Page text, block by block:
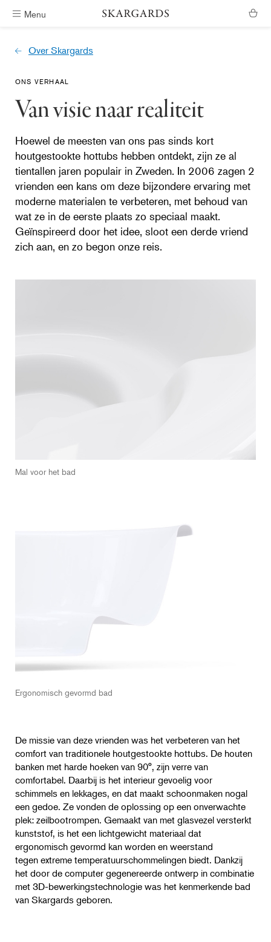
Menu Verzending binnen #ShippingTimeGeneral
Over Skargards
ONS VERHAAL
Van visie naar realiteit
Hoewel de meesten van ons pas sinds kort
houtgestookte hottubs hebben ontdekt, zijn ze al
tientallen jaren populair in Zweden. In 2006 zagen 2
vrienden een kans om deze bijzondere ervaring met
moderne materialen te verbeteren, met behoud van
wat ze in de eerste plaats zo speciaal maakt.
Geïnspireerd door het idee, sloot een derde vriend
zich aan, en zo begon onze reis.
Mal voor het bad
Ergonomisch gevormd bad
De missie van deze vrienden was het verbeteren van het
comfort van traditionele houtgestookte hottubs. De houten
banken met harde hoeken van 90°, zijn verre van
comfortabel. Daarbij is het interieur gevoelig voor
schimmels en lekkages, en dat maakt schoonmaken nogal
een gedoe. Ze vonden de oplossing op een onverwachte
plek: zeilbootrompen. Gemaakt van met glasvezel versterkt
kunststof, is het een lichtgewicht materiaal dat
ergonomisch gevormd kan worden en weerstand
tegen extreme temperatuurschommelingen biedt. Dankzij
het door de computer gegenereerde ontwerp in combinatie
met 3D-bewerkingstechnologie was het kenmerkende bad
van Skargards geboren.